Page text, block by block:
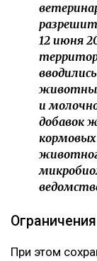
12 июня
и
добавок
кормовых
Ограничения
При этом